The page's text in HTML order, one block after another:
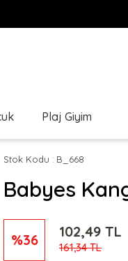
Plaj Giyim
Stok Kodu B_668
Babyes
%36 102,49 TL
161,34 TL